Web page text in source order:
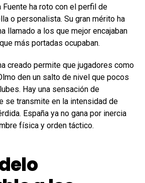
Fuente ha roto con el perfil de
o personalista. Su gran mérito ha
llamado a los que mejor encajaban
más portadas ocupaban.
creado permite que jugadores como
den un salto de nivel que pocos
Hay una sensación de
se transmite en la intensidad de
España ya no gana por inercia
física y orden táctico.